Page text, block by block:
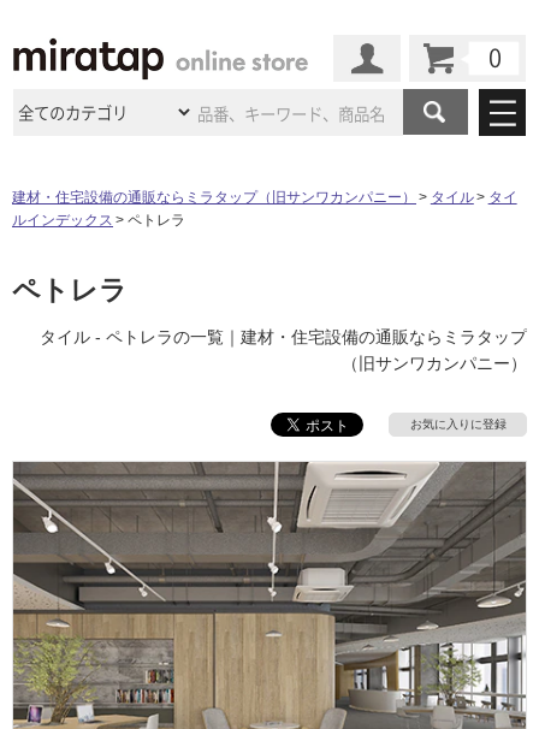
商品カテゴリ
キッチン
ム）・トイレ
ウッドデッキ フローリング・床材
収納 インテリア・家具
照明 ペット用品
内装用建材 パネル・壁材
ロートアイアン 天然石・石材
施工事例
ミラタップ のあるくらし お客様訪問インタビュー
ショールームのご案内 東京ショールーム
名古屋ショールーム 京都ショールーム
福岡ショールーム 札幌スマートショールー
ム
横浜スマートショールー
ム
ウェルビーみのおHDC
BOX
初めての方へ
よくある質問 お問い合わせ
修理お問い合わせ クレーム公開
説明書・図面検索 水まわり3年保証
お役立ち情報 住まいのスタイリング
アイデア
その他サービス
ミラタップと創る家
ASOLIE
工事会社紹介Coziコンシ
ェルジュ
自分らしい家づくり
SUVACO
最高のリノベ会社がみつ
かるリノベりす
建材・住宅設備の通販ならミラタップ（旧サンワカンパニー） タイル
タイ
ルインデックス
ペトレラ
ペトレラ
タイル - ペトレラの一覧｜建材・住宅設備の通販ならミラタップ
（旧サンワカンパニー）
お気に入りに登録